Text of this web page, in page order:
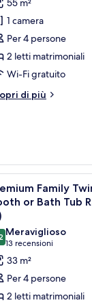
55 m²
1 camera
Per 4 persone
2 letti matrimoniali
Wi-Fi gratuito
di più
un tavolino da
7
Family
or Bath Tub
su 10
Meraviglioso
13 recensioni
(13
recensioni)
33 m²
Per 4 persone
2 letti matrimoniali